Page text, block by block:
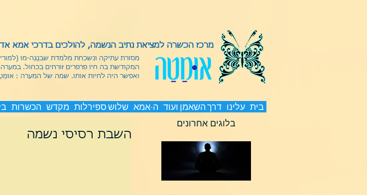
מרכז הכשרה למציאת נתיב הנשמה, להולכים בדרכי אמא
מסורת עתיקה ונשכחת מלמדת שבנַגַה-מוּ
המקודשת בה חיו פרפרים זורחים בכחול.
ואפשר היה לחיות אותו. שמה של המערה :
הכשרות מקדש שלוש ספירלות ה-אמא דרך השאמן ועוד עלינו בית
השבת רסיסי נשמה
בלוגים אחרונים